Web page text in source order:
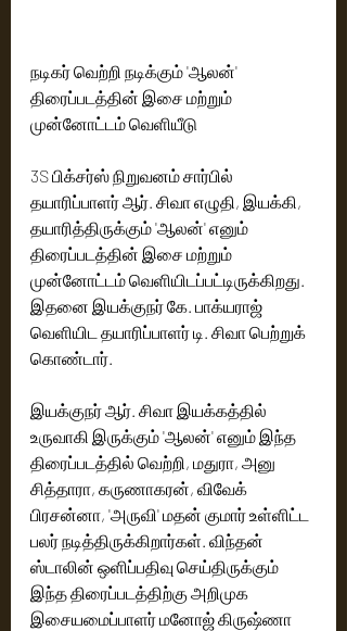
நடிகர் வெற்றி நடிக்கும் 'ஆலன்'
திரைப்படத்தின் இசை மற்றும்
முன்னோட்டம் வெளியீடு
3S பிக்சர்ஸ் நிறுவனம் சார்பில்
தயாரிப்பாளர் ஆர். சிவா எழுதி, இயக்கி,
தயாரித்திருக்கும் 'ஆலன்' எனும்
திரைப்படத்தின் இசை மற்றும்
முன்னோட்டம் வெளியிடப்பட்டிருக்கிறது.
இதனை இயக்குநர் கே. பாக்யராஜ்
வெளியிட தயாரிப்பாளர் டி. சிவா பெற்றுக்
கொண்டார்.
இயக்குநர் ஆர். சிவா இயக்கத்தில்
உருவாகி இருக்கும் 'ஆலன்' எனும் இந்த
திரைப்படத்தில் வெற்றி, மதுரா, அனு
சித்தாரா, கருணாகரன், விவேக்
பிரசன்னா, 'அருவி' மதன் குமார் உள்ளிட்ட
பலர் நடித்திருக்கிறார்கள். விந்தன்
ஸ்டாலின் ஒளிப்பதிவு செய்திருக்கும்
இந்த திரைப்படத்திற்கு அறிமுக
இசையமைப்பாளர் மனோஜ் கிருஷ்ணா